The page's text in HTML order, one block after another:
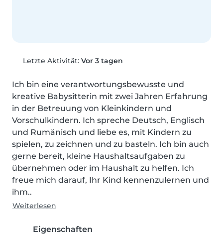
Letzte Aktivität: Vor 3 tagen
Ich bin eine verantwortungsbewusste und
kreative Babysitterin mit zwei Jahren Erfahrung
in der Betreuung von Kleinkindern und
Vorschulkindern. Ich spreche Deutsch, Englisch
und Rumänisch und liebe es, mit Kindern zu
spielen, zu zeichnen und zu basteln. Ich bin auch
gerne bereit, kleine Haushaltsaufgaben zu
übernehmen oder im Haushalt zu helfen. Ich
freue mich darauf, Ihr Kind kennenzulernen und
ihm..
Weiterlesen
Eigenschaften